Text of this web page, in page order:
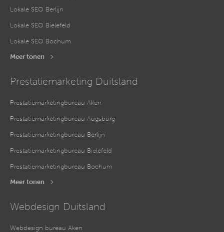
Lokale SEO Berlijn
Lokale SEO Bielefeld
Lokale SEO Bochum
Meer tonen
Prestatiemarketing Duitsland
Prestatiemarketingbureau Aken
Prestatiemarketingbureau Augsburg
Prestatiemarketingbureau Berlijn
Prestatiemarketingbureau Bielefeld
Prestatiemarketingbureau Bochum
Meer tonen
Webdesign Duitsland
Webdesign bureau Aken